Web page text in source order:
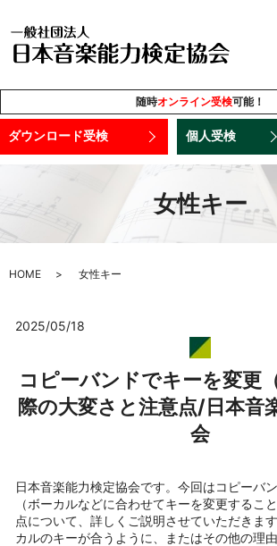
随時オンライン受検可能！
ダウンロード受検 個人受検
女性キー
HOME 女性キー
2025/05/18
コピーバンドでキーを変更
際の大変さと注意点/日本音
会
日本音楽能力検定協会です。今回はコピーバ
（ボーカルなどに合わせてキーを変更するこ
点について、詳しくご説明させていただきま
カルのキーが合うように、またはその他の理